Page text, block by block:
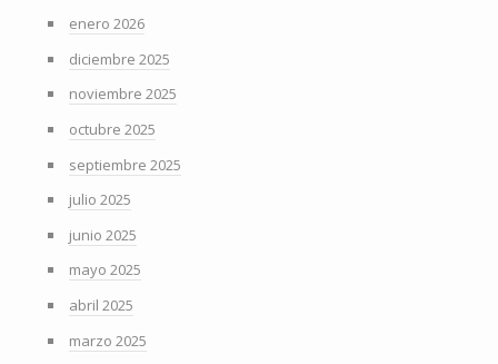
enero 2026
diciembre 2025
noviembre 2025
octubre 2025
septiembre 2025
julio 2025
junio 2025
mayo 2025
abril 2025
marzo 2025